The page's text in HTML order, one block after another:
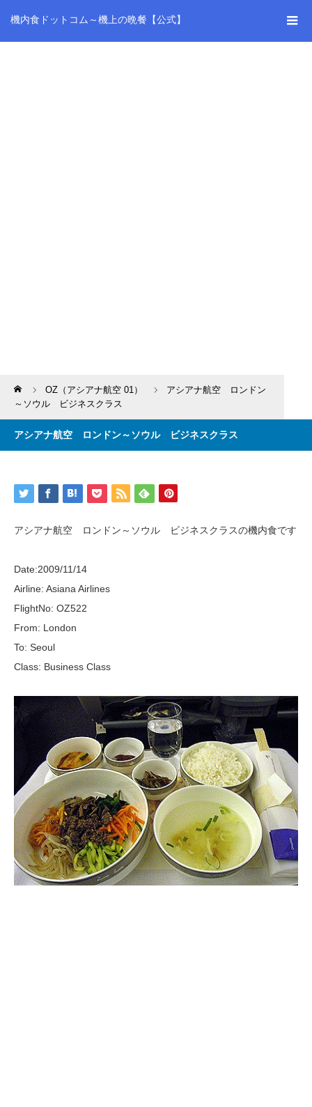
機内食ドットコム～機上の晩餐【公式】
Home OZ（アシアナ航空 01）
アシアナ航空 ロンドン
～ソウル ビジネスクラス
アシアナ航空 ロンドン～ソウル ビジネスクラス
アシアナ航空 ロンドン～ソウル ビジネスクラスの機内食です
Date:2009/11/14
Airline: Asiana Airlines
FlightNo: OZ522
From: London
To: Seoul
Class: Business Class